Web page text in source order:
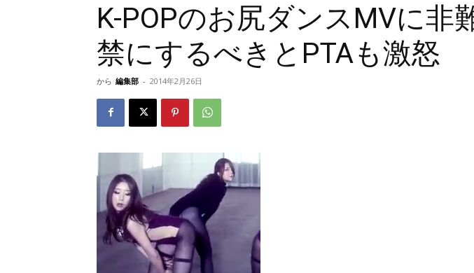
K-POPのお尻ダンスMVに非
禁にするべきとPTAも激怒
から 編集部 - 2014年2月26日